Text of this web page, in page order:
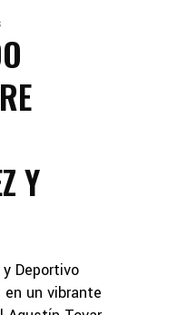
Y
Deportivo
un vibrante